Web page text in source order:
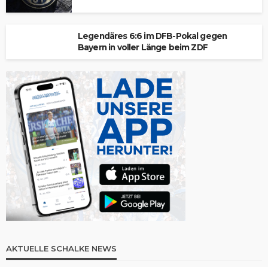
Legendäres 6:6 im DFB-Pokal gegen
Bayern in voller Länge beim ZDF
AKTUELLE SCHALKE NEWS